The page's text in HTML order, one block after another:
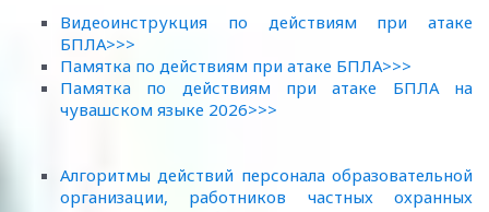
Видеоинструкция по действиям при атаке
БПЛА>>>
Памятка по действиям при атаке БПЛА>>>
Памятка по действиям при атаке БПЛА на
чувашском языке 2026>>>
Алгоритмы действий персонала образовательной
организации, работников частных охранных